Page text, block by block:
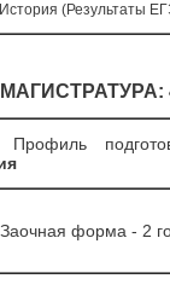
История (Результаты
МАГИСТРАТУРА:
Профиль
Заочная форма - 2